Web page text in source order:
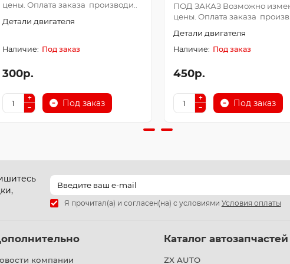
цены. Оплата заказа производи..
Детали двигателя
Под заказ
300р.
Под заказ
ПОД ЗАКАЗ Возможно
цены. Оплата заказа произв..
Детали двигателя
Под заказ
450р.
Под заказ
Я прочитал(а) и согласен(на) с условиями Условия оплаты
компании
Каталог автозапчастей
ZX AUTO